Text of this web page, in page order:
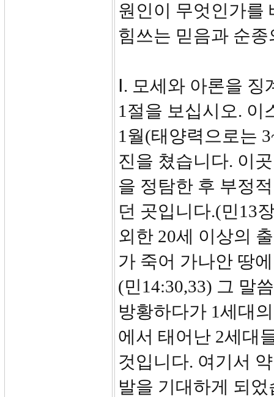
원인이 무엇인가를
힘쓰는 믿음과 순
Ⅰ. 모세와 아론을
1절을 보십시오. 이
1월(태양력으로는
진을 쳤습니다. 이
을 정탐한 후 부정
던 곳입니다.(민13
외한 20세 이상의
가 죽어 가나안 땅
(민14:30,33) 그 말
방황하다가 1세대
에서 태어난 2세대
것입니다. 여기서
발을 기대하게 되